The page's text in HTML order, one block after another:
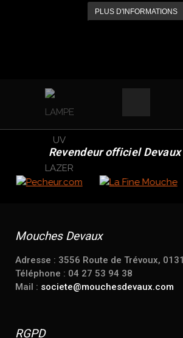
PLUS D'INFORMATIONS
Revendeur officiel
Mouches Devaux
Adresse : 3556 Route de Trévoux,
Téléphone : 04 27 53 94 38
Mail : societe@mouchesdevaux.com
RGPD